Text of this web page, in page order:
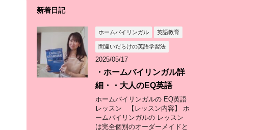
新着日記
ホームバイリンガル 英語教育
間違いだらけの英語学習法
2025/05/17
・ホームバイリンガル詳
細・・大人のEQ英語
ホームバイリンガルの EQ英語
レッスン 【レッスン内容】 ホ
ームバイリンガルの レッスン
は完全個別のオーダーメイドと